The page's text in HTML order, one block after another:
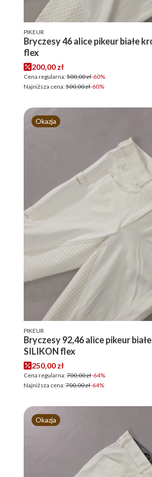
PRODUCENT
PIKEUR
Bryczesy 46 alice pikeur białe krótki lej SILIKON
flex
Cena promocyjna
200,00 zł
Cena regularna:500,00 zł-60%
Najniższa cena:500,00 zł-60%
Okazja
PRODUCENT
PIKEUR
Bryczesy 92,46 alice pikeur białe pełny lej
SILIKON flex
Cena promocyjna
250,00 zł
Cena regularna:700,00 zł-64%
Najniższa cena:700,00 zł-64%
Okazja